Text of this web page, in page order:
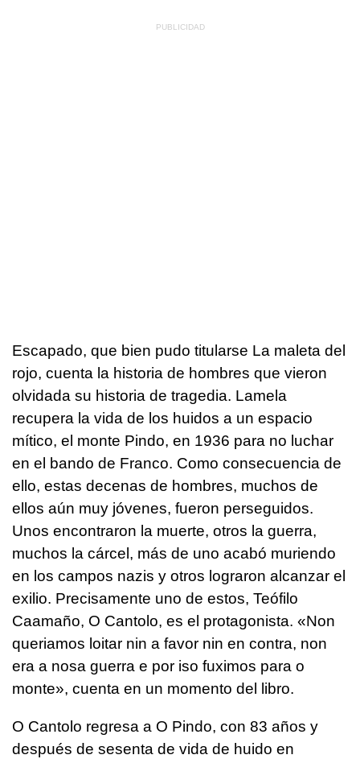
Escapado, que bien pudo titularse La maleta del
rojo, cuenta la historia de hombres que vieron
olvidada su historia de tragedia. Lamela
recupera la vida de los huidos a un espacio
mítico, el monte Pindo, en 1936 para no luchar
en el bando de Franco. Como consecuencia de
ello, estas decenas de hombres, muchos de
ellos aún muy jóvenes, fueron perseguidos.
Unos encontraron la muerte, otros la guerra,
muchos la cárcel, más de uno acabó muriendo
en los campos nazis y otros lograron alcanzar el
exilio. Precisamente uno de estos, Teófilo
Caamaño, O Cantolo, es el protagonista. «Non
queriamos loitar nin a favor nin en contra, non
era a nosa guerra e por iso fuximos para o
monte», cuenta en un momento del libro.
O Cantolo regresa a O Pindo, con 83 años y
después de sesenta de vida de huido en